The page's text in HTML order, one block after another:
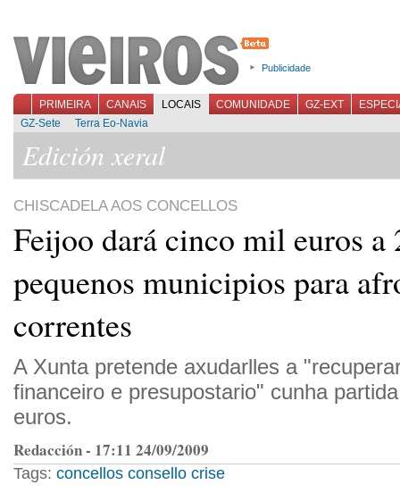
Publicidade
PRIMEIRA CANAIS LOCAIS COMUNIDADE GZ-EXT
GZ-Sete
Terra Eo-Navia
Edición xeral
CHISCADELA AOS CONCELLOS
Feijoo dará cinco mil euros a
pequenos municipios para
correntes
A Xunta pretende axudarlles a
financeiro e presupostario" cunha
euros.
Redacción - 17:11 24/09/2009
Tags: concellos consello crise